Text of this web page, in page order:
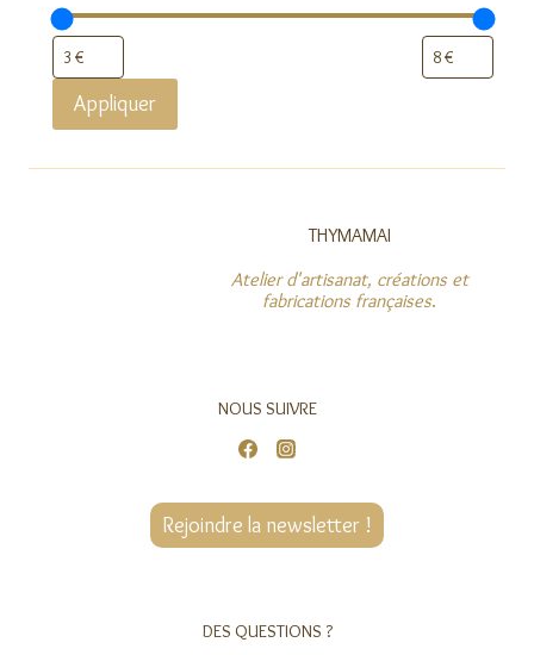
Appliquer
THYMAMAI
Atelier d'artisanat, créations et
fabrications françaises.
NOUS SUIVRE
Rejoindre la newsletter !
DES QUESTIONS ?